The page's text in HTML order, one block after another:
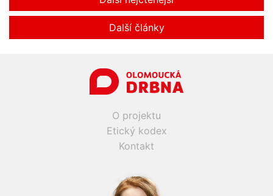
Další články
O projektu
Etický kodex
Kontakt